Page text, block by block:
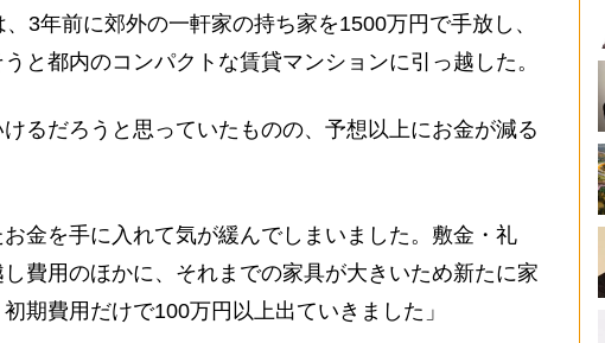
3年前に郊外の一軒家の持ち家を1500万円で手放し、
と都内のコンパクトな賃貸マンションに引っ越した。
るだろうと思っていたものの、予想以上にお金が減る
お金を手に入れて気が緩んでしまいました。敷金・礼
費用のほかに、それまでの家具が大きいため新たに家
期費用だけで100万円以上出ていきました」